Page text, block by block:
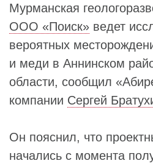
Мурманская
ООО «Поиск» ведет
вероятных
и меди в Аннинском
области, сообщил
компании Сергей
Он пояснил, что
начались с момента